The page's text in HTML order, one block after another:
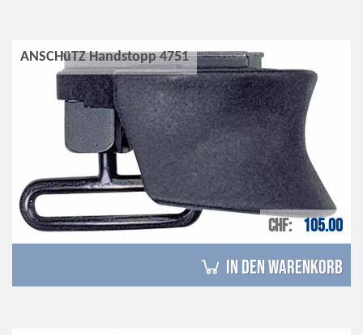
ANSCHüTZ Handstopp 4751
CHF 105.00
in den Warenkorb